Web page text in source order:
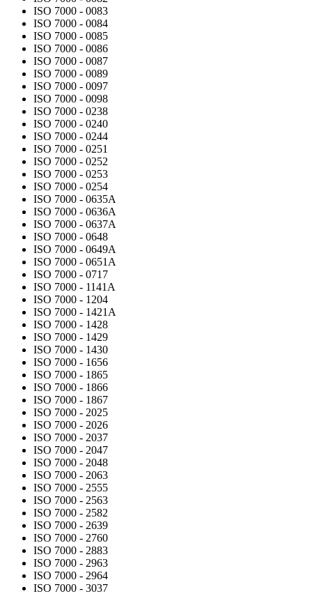
ISO 7000 - 0083
ISO 7000 - 0084
ISO 7000 - 0085
ISO 7000 - 0086
ISO 7000 - 0087
ISO 7000 - 0089
ISO 7000 - 0097
ISO 7000 - 0098
ISO 7000 - 0238
ISO 7000 - 0240
ISO 7000 - 0244
ISO 7000 - 0251
ISO 7000 - 0252
ISO 7000 - 0253
ISO 7000 - 0254
ISO 7000 - 0635A
ISO 7000 - 0636A
ISO 7000 - 0637A
ISO 7000 - 0648
ISO 7000 - 0649A
ISO 7000 - 0651A
ISO 7000 - 0717
ISO 7000 - 1141A
ISO 7000 - 1204
ISO 7000 - 1421A
ISO 7000 - 1428
ISO 7000 - 1429
ISO 7000 - 1430
ISO 7000 - 1656
ISO 7000 - 1865
ISO 7000 - 1866
ISO 7000 - 1867
ISO 7000 - 2025
ISO 7000 - 2026
ISO 7000 - 2037
ISO 7000 - 2047
ISO 7000 - 2048
ISO 7000 - 2063
ISO 7000 - 2555
ISO 7000 - 2563
ISO 7000 - 2582
ISO 7000 - 2639
ISO 7000 - 2760
ISO 7000 - 2883
ISO 7000 - 2963
ISO 7000 - 2964
ISO 7000 - 3037